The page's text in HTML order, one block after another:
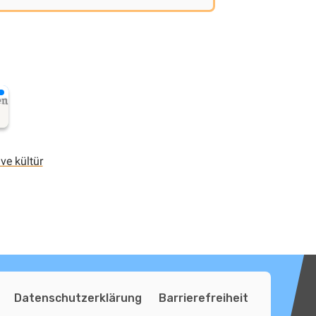
kültür
Datenschutzerklärung Barrierefreiheit